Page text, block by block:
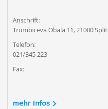
Anschrift:
Trumbiceva Obala 11, 21000 Split
Telefon:
021/345 223
Fax:
mehr Infos